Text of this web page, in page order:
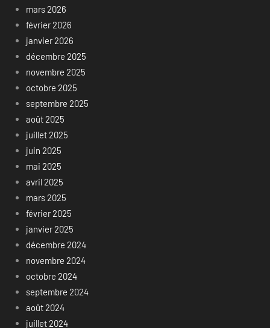
mars 2026
février 2026
janvier 2026
décembre 2025
novembre 2025
octobre 2025
septembre 2025
août 2025
juillet 2025
juin 2025
mai 2025
avril 2025
mars 2025
février 2025
janvier 2025
décembre 2024
novembre 2024
octobre 2024
septembre 2024
août 2024
juillet 2024